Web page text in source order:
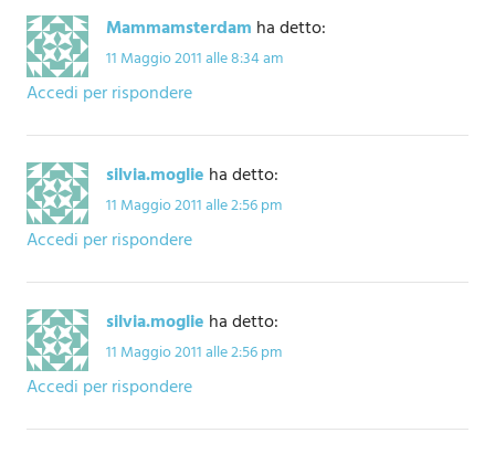
Mammamsterdam ha detto:
11 Maggio 2011 alle 8:34 am
Accedi per rispondere
silvia.moglie ha detto:
11 Maggio 2011 alle 2:56 pm
Accedi per rispondere
silvia.moglie ha detto:
11 Maggio 2011 alle 2:56 pm
Accedi per rispondere